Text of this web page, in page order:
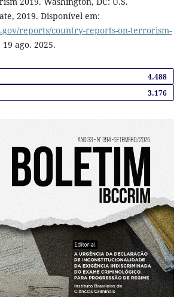
2019. Disponível em:
reports/country-reports-on-terrorism-
19 ago. 2025.
4.488
3.176